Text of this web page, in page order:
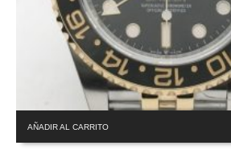
AÑADIR AL CARRITO